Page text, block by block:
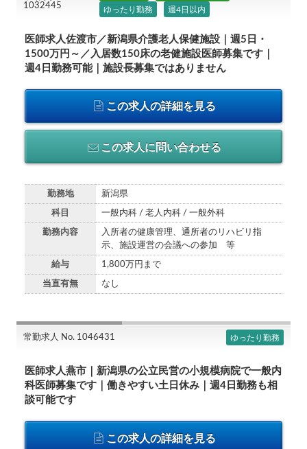
1032445
ゆったり勤務 週4日以内
医師求人佐渡市／新潟県介護老人保健施設｜週5日・
1500万円～／入居数150床の老健施設医師募集です｜
週4日勤務可能｜施設長募集ではありません
この求人の詳細を見る
この求人に問い合わせる
勤務地 新潟県
科目 一般内科 / 老人内科 / 一般外科
勤務内容
入所者の健康管理、通所者のリハビリ指
示、施設運営の会議への参加 等
給与 1,800万円まで
当直有無 なし
常勤求人 No. 1046431 ゆったり勤務
医師求人燕市｜新潟県の公立民営の小規模病院で一般内
科医師募集です｜働きやすい土日休み｜週4日勤務も相
談可能です
この求人の詳細を見る